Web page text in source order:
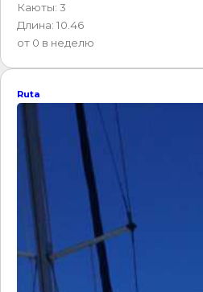
Каюты: 3
Длина: 10.46
от 0 в неделю
Ruta